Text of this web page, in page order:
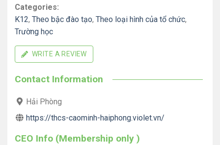
Categories:
K12, Theo bậc đào tạo, Theo loại hình của tổ chức,
Trường học
WRITE A REVIEW
Contact Information
Hải Phòng
https://thcs-caominh-haiphong.violet.vn/
CEO Info (Membership only )